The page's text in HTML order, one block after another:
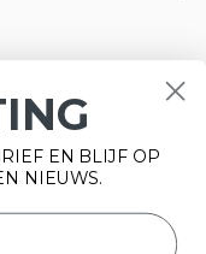
EN BLIJF OP
NIEUWS.